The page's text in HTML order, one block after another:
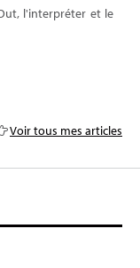
l'interpréter et le
Voir tous mes articles